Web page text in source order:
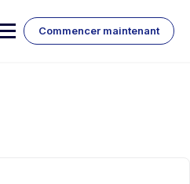
Commencer maintenant